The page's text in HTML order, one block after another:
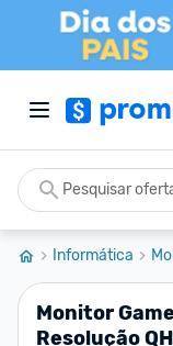
Informática
Monitor
Resolução